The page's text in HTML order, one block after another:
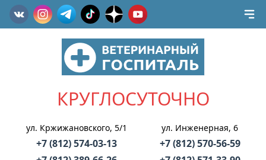
КРУГЛОСУТОЧНО
ул. Кржижановского, 5/1
+7 (812) 574-03-13
ул. Инженерная, 6
+7 (812) 570-56-59